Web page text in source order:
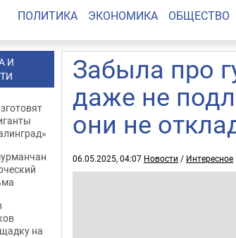
ПОЛИТИКА ЭКОНОМИКА ОБЩЕСТВО
Забыла про
даже не
они не
06.05.2025, 04:07 Новости / Интересное
И
на